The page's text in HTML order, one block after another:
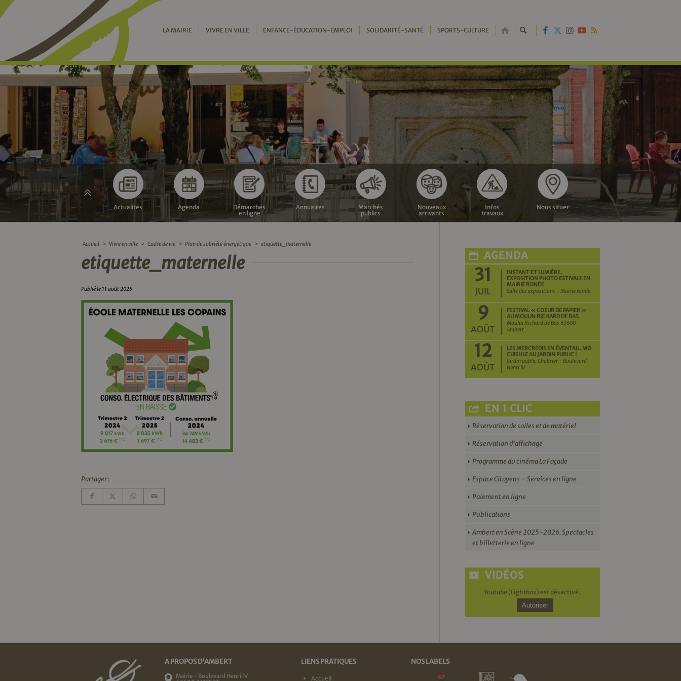
LA MAIRIE VIVRE EN VILLE ENFANCE-ÉDUCATION-EMPLOI SOLIDARITÉ-SANTÉ SPORTS-CULTURE RETOUR
À
L'ACCUEIL
Actualités Agenda
Démarches
en ligne
Annuaires
Marchés
publics
Nouveaux
arrivants
Infos
travaux
Nous situer
Accueil > Vivre en ville > Cadre de vie > Plan de sobriété énergétique > etiquette_maternelle
etiquette_maternelle
Publié le 11 août 2025
Partager :
AGENDA
31
JUIL
INSTANT ET LUMIÈRE.
EXPOSITION PHOTO ESTIVALE EN
MAIRIE RONDE
Salle des expositions - Mairie ronde
9
AOÛT
FESTIVAL « COEUR DE PAPIER »
AU MOULIN RICHARD DE BAS
Moulin Richard de Bas 63600
Ambert
12
AOÛT
LES MERCREDIS EN ÉVENTAIL. MO
CUISHLE AU JARDIN PUBLIC !
Jardin public Chabrier - Boulevard
Henri IV
EN 1 CLIC
Réservation de salles et de matériel
Réservation d’affichage
Programme du cinéma La Façade
Espace Citoyens – Services en ligne
Paiement en ligne
Publications
Ambert en Scène 2025-2026. Spectacles
et billetterie en ligne
VIDÉOS
Youtube (Lightbox) est désactivé.
Autoriser
A PROPOS D'AMBERT
Mairie - Boulevard Henri IV
LIENS PRATIQUES
Accueil
NOS LABELS